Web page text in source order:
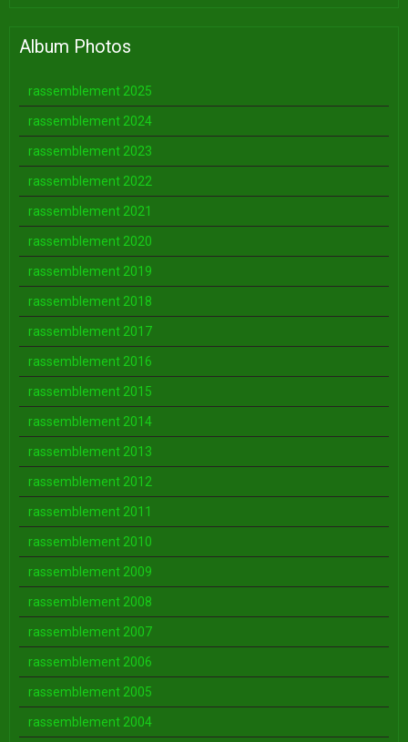
Album Photos
rassemblement 2025
rassemblement 2024
rassemblement 2023
rassemblement 2022
rassemblement 2021
rassemblement 2020
rassemblement 2019
rassemblement 2018
rassemblement 2017
rassemblement 2016
rassemblement 2015
rassemblement 2014
rassemblement 2013
rassemblement 2012
rassemblement 2011
rassemblement 2010
rassemblement 2009
rassemblement 2008
rassemblement 2007
rassemblement 2006
rassemblement 2005
rassemblement 2004